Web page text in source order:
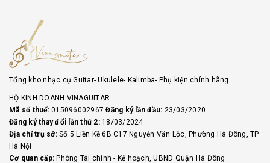
Tổng kho nhạc cụ Guitar- Ukulele- Kalimba- Phụ kiện chính hãng
HỘ KINH DOANH VINAGUITAR
Mã số thuế:015096002967Đăng ký lần đầu: 23/03/2020
Đăng ký thay đổi lần thứ 2:18/03/2024
Địa chỉ trụ sở:Số 5 Liền Kề 6B C17 Nguyễn Văn Lộc, Phường Hà Đông, TP
Hà Nội
Cơ quan cấp: Phòng Tài chính - Kế hoạch, UBND Quận Hà Đông